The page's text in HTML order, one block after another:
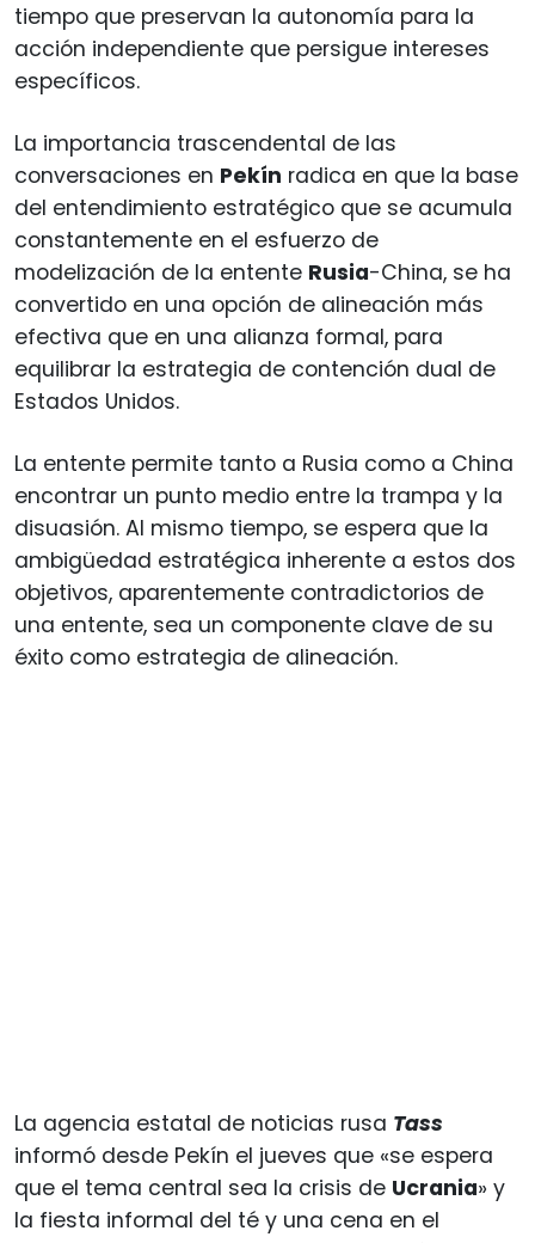
tiempo que preservan la autonomía para la
acción independiente que persigue intereses
específicos.
La importancia trascendental de las
conversaciones en Pekín radica en que la base
del entendimiento estratégico que se acumula
constantemente en el esfuerzo de
modelización de la entente Rusia-China, se ha
convertido en una opción de alineación más
efectiva que en una alianza formal, para
equilibrar la estrategia de contención dual de
Estados Unidos.
La entente permite tanto a Rusia como a China
encontrar un punto medio entre la trampa y la
disuasión. Al mismo tiempo, se espera que la
ambigüedad estratégica inherente a estos dos
objetivos, aparentemente contradictorios de
una entente, sea un componente clave de su
éxito como estrategia de alineación.
La agencia estatal de noticias rusa Tass
informó desde Pekín el jueves que «se espera
que el tema central sea la crisis de Ucrania» y
la fiesta informal del té y una cena en el